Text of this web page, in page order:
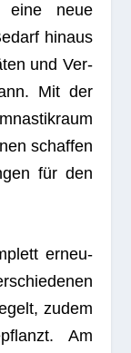
eine neue
hin­aus
und Ver­
Mit der
schaf­fen
für den
erneu­
zudem
Am